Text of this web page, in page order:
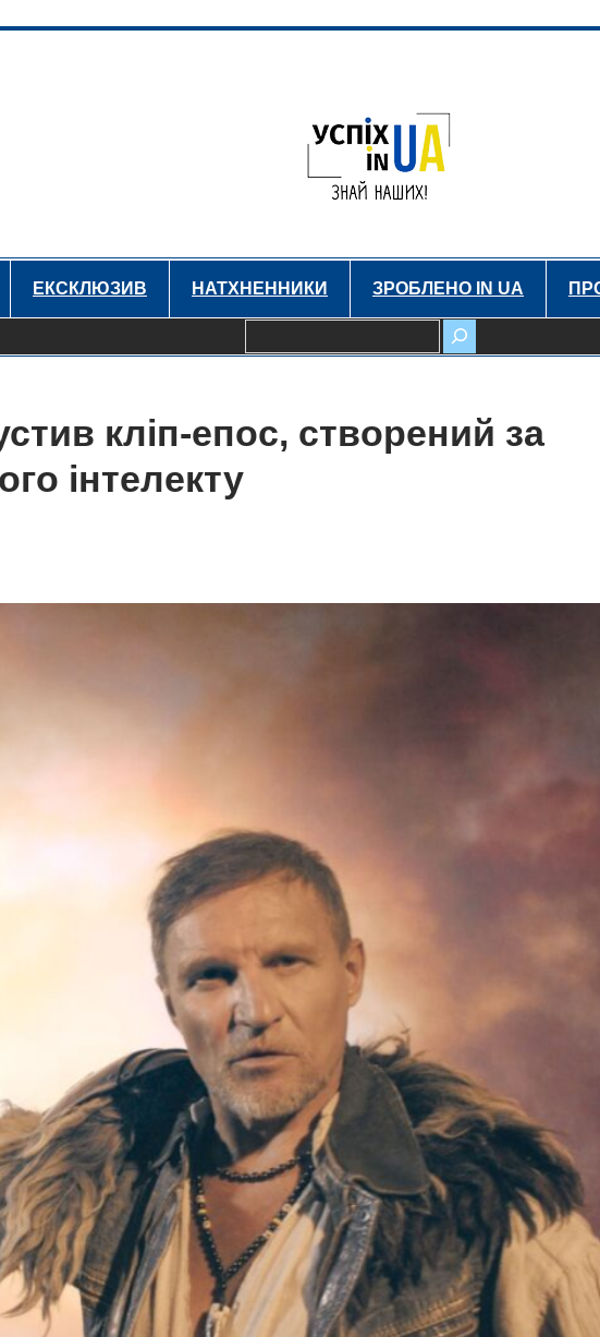
ЕКСКЛЮЗИВ НАТХНЕННИКИ ЗРОБЛЕНО IN UA
кліп-епос, створений за
інтелекту